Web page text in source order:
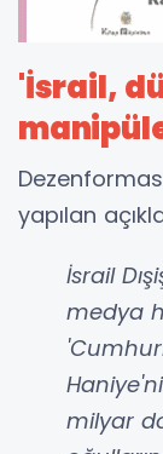
'İsrail,
yapılan
İsrail
medya
milyar